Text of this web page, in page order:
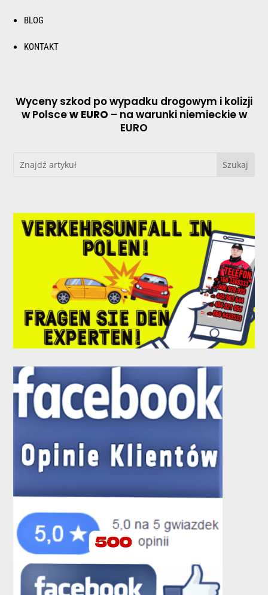
BLOG
KONTAKT
Wyceny szkod po wypadku drogowym i kolizji
w Polscew EURO – na warunki niemieckie w
EURO